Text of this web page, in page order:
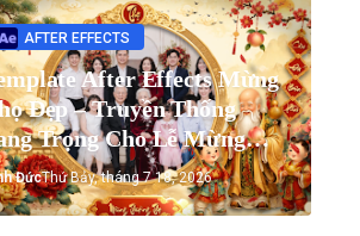
AFTER EFFECTS
After Effects Mừng
Đẹp – Truyền Thống
Trọng Cho Lễ Mừng
Ông Bà
ĐứcThứ Bảy, tháng 7 18, 2026